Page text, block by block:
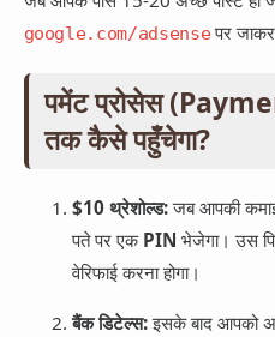
google.com/adsenseपर
पमेंट प्रोसेस
तक कैसे पहुँचेगा?
$10 थ्रेशोल्ड:जब आपकी
पते पर एक PIN भेजेगा। उस
वेरिफाई करना होगा।
बैंक डिटेल्स:इसके बाद आपको